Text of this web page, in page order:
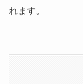
れます。